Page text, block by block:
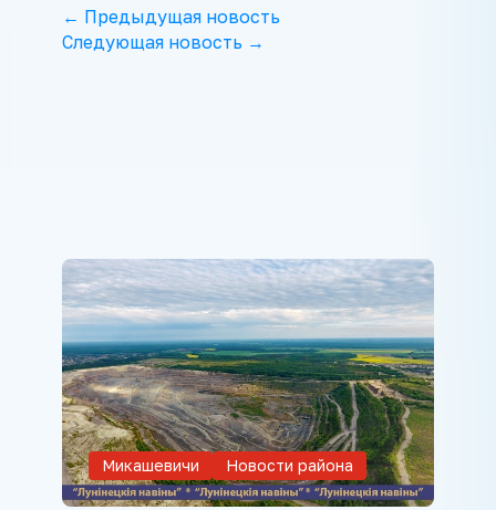
← Предыдущая новость
Следующая новость →
Микашевичи Новости района